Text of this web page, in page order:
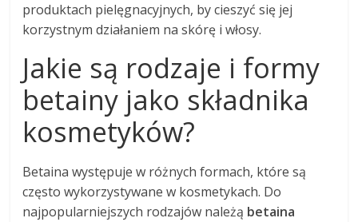
produktach pielęgnacyjnych, by cieszyć się jej
korzystnym działaniem na skórę i włosy.
Jakie są rodzaje i formy
betainy jako składnika
kosmetyków?
Betaina występuje w różnych formach, które są
często wykorzystywane w kosmetykach. Do
najpopularniejszych rodzajów należą betaina